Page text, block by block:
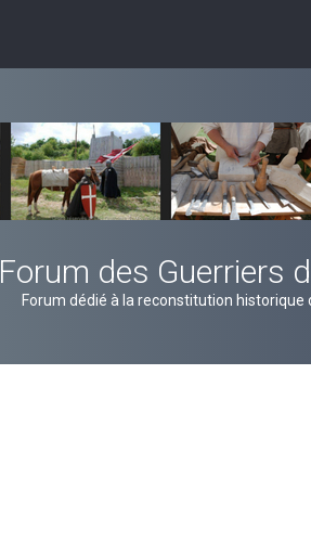
Forum des Guerriers
Forum dédié à la reconstitution historique